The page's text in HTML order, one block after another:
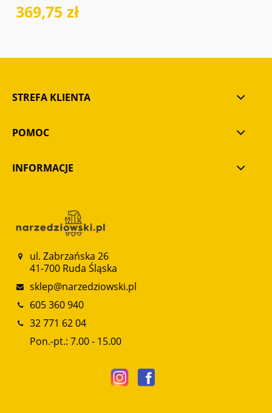
369,75 zł
STREFA KLIENTA
POMOC
INFORMACJE
ul. Zabrzańska 26
41-700 Ruda Śląska
sklep@narzedziowski.pl
605 360 940
32 771 62 04
Pon.-pt.: 7.00 - 15.00